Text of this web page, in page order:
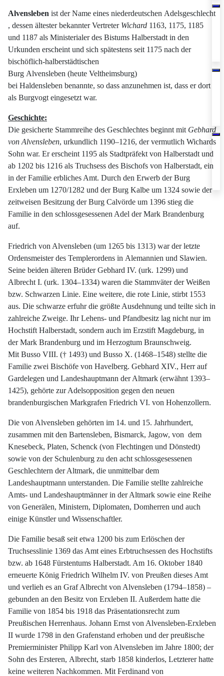
Alvensleben ist der Name eines niederdeutschen Adelsgeschlecht
, dessen ältester bekannter Vertreter Wichard 1163, 1175, 1185
und 1187 als Ministerialer des Bistums Halberstadt in den
Urkunden erscheint und sich spätestens seit 1175 nach der
bischöflich-halberstädtischen
Burg Alvensleben (heute Veltheimsburg)
bei Haldensleben benannte, so dass anzunehmen ist, dass er dort
als Burgvogt eingesetzt war.
Geschichte:
Die gesicherte Stammreihe des Geschlechtes beginnt mit Gebhard
von Alvensleben, urkundlich 1190–1216, der vermutlich Wichards
Sohn war. Er erscheint 1195 als Stadtpräfekt von Halberstadt und
ab 1202 bis 1216 als Truchsess des Bischofs von Halberstadt, ein
in der Familie erbliches Amt. Durch den Erwerb der Burg
Erxleben um 1270/1282 und der Burg Kalbe um 1324 sowie der
zeitweisen Besitzung der Burg Calvörde um 1396 stieg die
Familie in den schlossgesessenen Adel der Mark Brandenburg
auf.
Friedrich von Alvensleben (um 1265 bis 1313) war der letzte
Ordensmeister des Templerordens in Alemannien und Slawien.
Seine beiden älteren Brüder Gebhard IV. (urk. 1299) und
Albrecht I. (urk. 1304–1334) waren die Stammväter der Weißen
bzw. Schwarzen Linie. Eine weitere, die rote Linie, stirbt 1553
aus. Die schwarze erfuhr die größte Ausdehnung und teilte sich in
zahlreiche Zweige. Ihr Lehens- und Pfandbesitz lag nicht nur im
Hochstift Halberstadt, sondern auch im Erzstift Magdeburg, in
der Mark Brandenburg und im Herzogtum Braunschweig.
Mit Busso VIII. († 1493) und Busso X. (1468–1548) stellte die
Familie zwei Bischöfe von Havelberg. Gebhard XIV., Herr auf
Gardelegen und Landeshauptmann der Altmark (erwähnt 1393–
1425), gehörte zur Adelsopposition gegen den neuen
brandenburgischen Markgrafen Friedrich VI. von Hohenzollern.
Die von Alvensleben gehörten im 14. und 15. Jahrhundert,
zusammen mit den Bartensleben, Bismarck, Jagow, von dem
Knesebeck, Platen, Schenck (von Flechtingen und Dönstedt)
sowie von der Schulenburg zu den acht schlossgesessenen
Geschlechtern der Altmark, die unmittelbar dem
Landeshauptmann unterstanden. Die Familie stellte zahlreiche
Amts- und Landeshauptmänner in der Altmark sowie eine Reihe
von Generälen, Ministern, Diplomaten, Domherren und auch
einige Künstler und Wissenschaftler.
Die Familie besaß seit etwa 1200 bis zum Erlöschen der
Truchsesslinie 1369 das Amt eines Erbtruchsessen des Hochstifts
bzw. ab 1648 Fürstentums Halberstadt. Am 16. Oktober 1840
erneuerte König Friedrich Wilhelm IV. von Preußen dieses Amt
und verlieh es an Graf Albrecht von Alvensleben (1794–1858) –
gebunden an den Besitz von Erxleben II. Außerdem hatte die
Familie von 1854 bis 1918 das Präsentationsrecht zum
Preußischen Herrenhaus. Johann Ernst von Alvensleben-Erxleben
II wurde 1798 in den Grafenstand erhoben und der preußische
Premierminister Philipp Karl von Alvensleben im Jahre 1800; der
Sohn des Ersteren, Albrecht, starb 1858 kinderlos, Letzterer hatte
keine weiteren Nachkommen. Mit Ferdinand von